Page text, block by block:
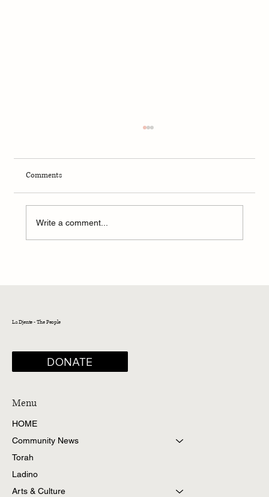
Kaminando i Avlando
Comments
Write a comment...
La Djente - The People
DONATE
Menu
HOME
Community News
Torah
Ladino
Arts & Culture